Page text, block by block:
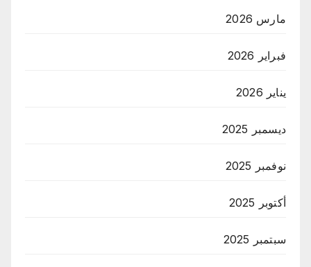
مارس 2026
فبراير 2026
يناير 2026
ديسمبر 2025
نوفمبر 2025
أكتوبر 2025
سبتمبر 2025